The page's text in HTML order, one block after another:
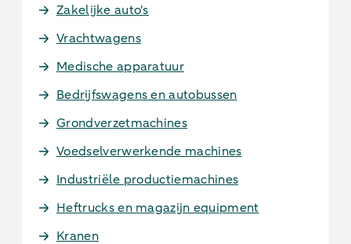
Zakelijke auto's
Vrachtwagens
Medische apparatuur
Bedrijfswagens en autobussen
Grondverzetmachines
Voedselverwerkende machines
Industriële productiemachines
Heftrucks en magazijn equipment
Kranen